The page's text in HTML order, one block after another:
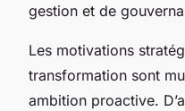
gestion et de
Les motivations
transformation sont
ambition proactive.